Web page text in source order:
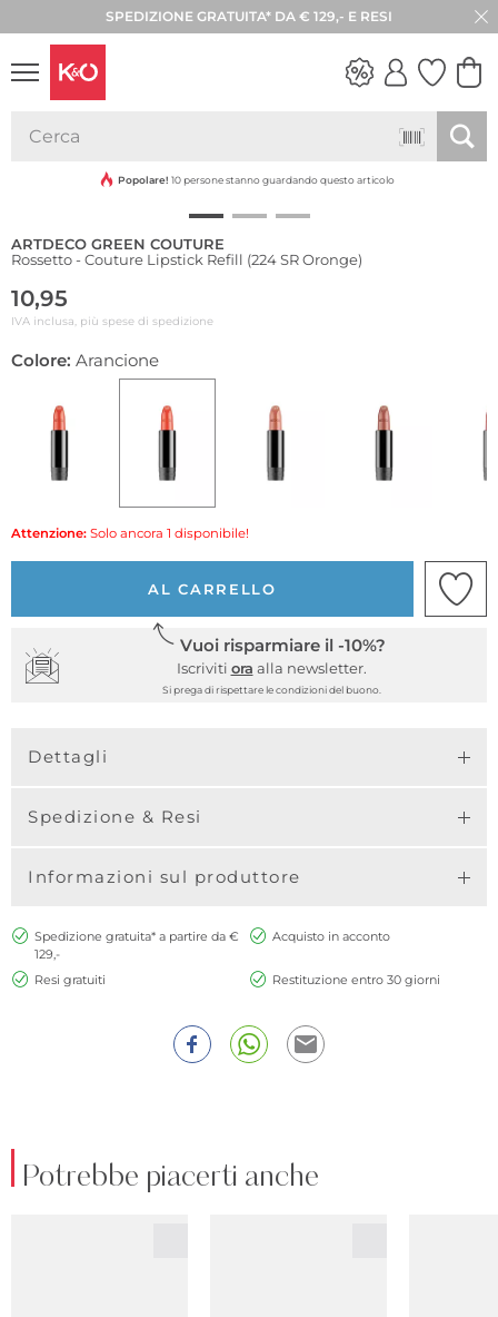
SPEDIZIONE GRATUITA* DA € 129,- E RESI
30 GIORNI DI RESO
VIBES
Popolare! 10 persone stanno guardando questo articolo
ARTDECO GREEN COUTURE
Rossetto - Couture Lipstick Refill (224 SR Oronge)
10,95
IVA inclusa, più spese di spedizione
Colore: Arancione
Attenzione: Solo ancora 1 disponibile!
AL CARRELLO
Vuoi risparmiare il -10%?
Iscriviti ora alla newsletter.
Si prega di rispettare le condizioni del buono.
Dettagli
Spedizione & Resi
Informazioni sul produttore
Spedizione gratuita* a partire da €
129,-
Acquisto in acconto
Resi gratuiti Restituzione entro 30 giorni
Potrebbe piacerti anche